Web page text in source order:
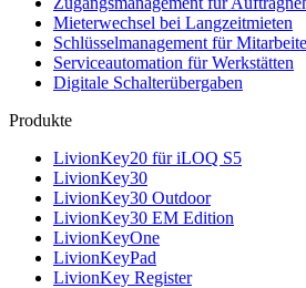
Mieterwechsel bei Langzeitmieten
Schlüsselmanagement für
Serviceautomation für Werkstätten
Digitale Schalterübergaben
Produkte
LivionKey20 für iLOQ S5
LivionKey30
LivionKey30 Outdoor
LivionKey30 EM Edition
LivionKeyOne
LivionKeyPad
LivionKey Register